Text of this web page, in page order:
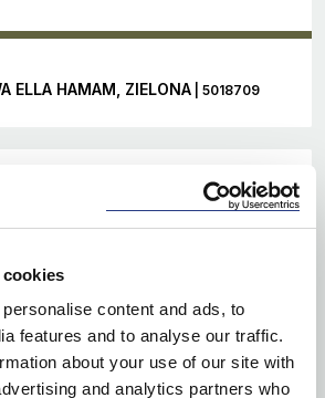
content and ads, to
features and to analyse our traffic.
about your use of our site with
and analytics partners who
ELLA HAMAM, ZIELONA | 5018709